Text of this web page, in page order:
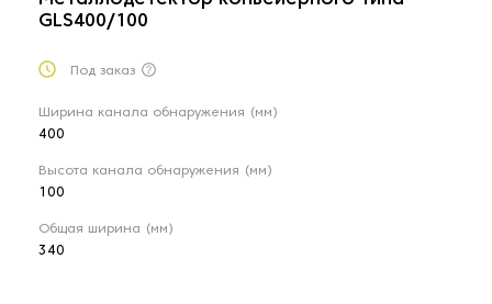
GLS400/100
Под заказ
Ширина канала обнаружения (мм)
400
Высота канала обнаружения (мм)
100
Общая ширина (мм)
340